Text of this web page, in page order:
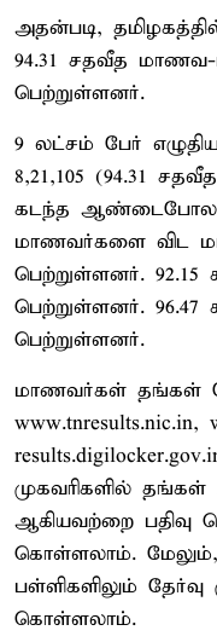
அதன்படி,
94.31 சதவீத மாணவ-
பெற்றுள்ளனர்.
9 லட்சம் பேர்
8,21,105 (94.31
கடந்த
மாணவர்களை விட
பெற்றுள்ளனர்.
பெற்றுள்ளனர்.
பெற்றுள்ளனர்.
மாணவர்கள் தங்கள்
www.tnresults.nic.in,
முகவரிகளில் தங்கள்
ஆகியவற்றை பதிவு
கொள்ளலாம்.
பள்ளிகளிலும் தேர்வு
கொள்ளலாம்.